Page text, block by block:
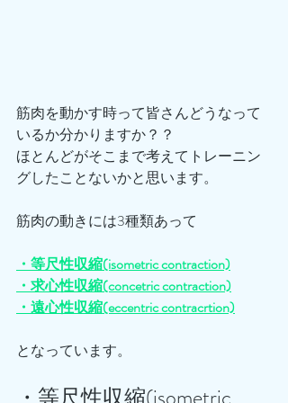
筋肉を動かす時って皆さんどうなって
いるか分かりますか？？
ほとんどがそこまで考えてトレーニン
グしたことないかと思います。
筋肉の動きには3種類あって
・等尺性収縮(isometric contraction)
・求心性収縮(concetric contraction)
・遠心性収縮(eccentric contracrtion)
となっています。